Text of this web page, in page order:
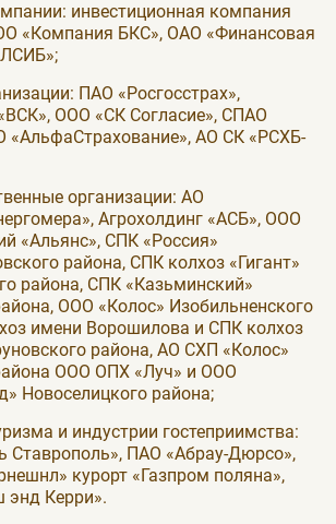
инвестиционная компания
«Компания БКС», ОАО «Финансовая
ПАО «Росгосстрах»,
ООО «СК Согласие», СПАО
«АльфаСтрахование», АО СК «РСХБ-
организации: АО
Агрохолдинг «АСБ», ООО
«Альянс», СПК «Россия»
района, СПК колхоз «Гигант»
района, СПК «Казьминский»
ООО «Колос» Изобильненского
имени Ворошилова и СПК колхоз
района, АО СХП «Колос»
ООО ОПХ «Луч» и ООО
Новоселицкого района;
и индустрии гостеприимства:
Ставрополь», ПАО «Абрау-Дюрсо»,
курорт «Газпром поляна»,
Керри».